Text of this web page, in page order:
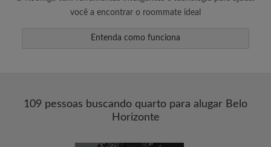
você a encontrar o roommate ideal
Entenda como funciona
109 pessoas buscando quarto para alugar Belo
Horizonte